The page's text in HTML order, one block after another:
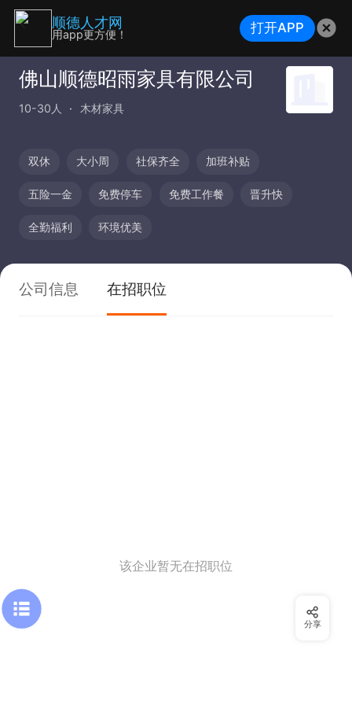
佛山顺德昭雨家具有限公司
10-30人 木材家具
双休 大小周 社保齐全 加班补贴
五险一金 免费停车 免费工作餐 晋升快
全勤福利 环境优美
公司信息 在招职位
该企业暂无在招职位
分享
顺德人才网
用app更方便！ 打开APP